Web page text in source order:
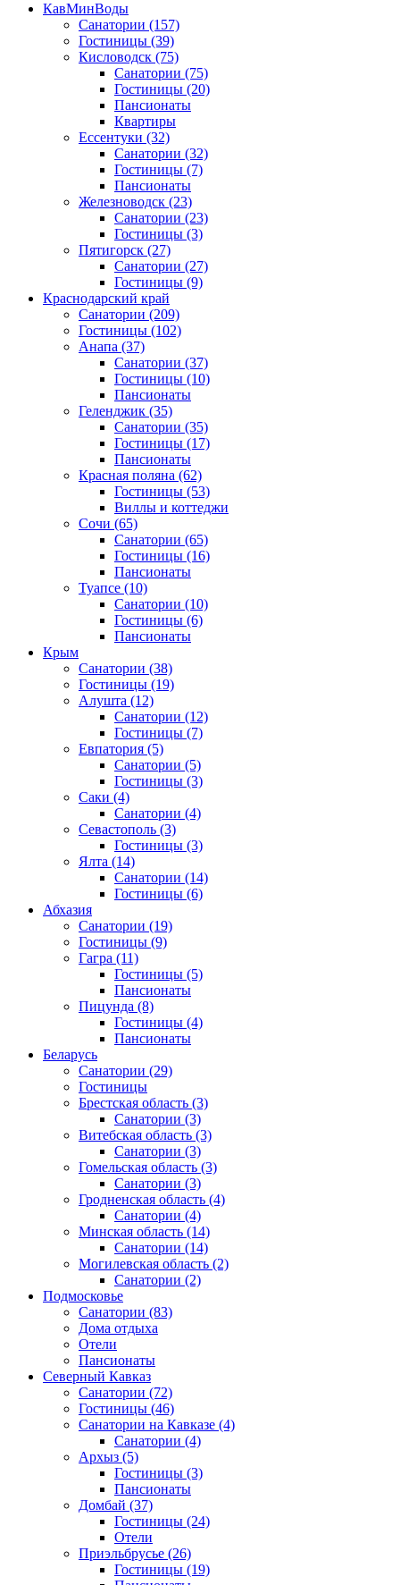
КавМинВоды
Санатории (157)
Гостиницы (39)
Кисловодск (75)
Санатории (75)
Гостиницы (20)
Пансионаты
Квартиры
Ессентуки (32)
Санатории (32)
Гостиницы (7)
Пансионаты
Железноводск (23)
Санатории (23)
Гостиницы (3)
Пятигорск (27)
Санатории (27)
Гостиницы (9)
Краснодарский край
Санатории (209)
Гостиницы (102)
Анапа (37)
Санатории (37)
Гостиницы (10)
Пансионаты
Геленджик (35)
Санатории (35)
Гостиницы (17)
Пансионаты
Красная поляна (62)
Гостиницы (53)
Виллы и коттеджи
Сочи (65)
Санатории (65)
Гостиницы (16)
Пансионаты
Туапсе (10)
Санатории (10)
Гостиницы (6)
Пансионаты
Крым
Санатории (38)
Гостиницы (19)
Алушта (12)
Санатории (12)
Гостиницы (7)
Евпатория (5)
Санатории (5)
Гостиницы (3)
Саки (4)
Санатории (4)
Севастополь (3)
Гостиницы (3)
Ялта (14)
Санатории (14)
Гостиницы (6)
Абхазия
Санатории (19)
Гостиницы (9)
Гагра (11)
Гостиницы (5)
Пансионаты
Пицунда (8)
Гостиницы (4)
Пансионаты
Беларусь
Санатории (29)
Гостиницы
Брестская область (3)
Санатории (3)
Витебская область (3)
Санатории (3)
Гомельская область (3)
Санатории (3)
Гродненская область (4)
Санатории (4)
Минская область (14)
Санатории (14)
Могилевская область (2)
Санатории (2)
Подмосковье
Санатории (83)
Дома отдыха
Отели
Пансионаты
Северный Кавказ
Санатории (72)
Гостиницы (46)
Санатории на Кавказе (4)
Санатории (4)
Архыз (5)
Гостиницы (3)
Пансионаты
Домбай (37)
Гостиницы (24)
Отели
Приэльбрусье (26)
Гостиницы (19)